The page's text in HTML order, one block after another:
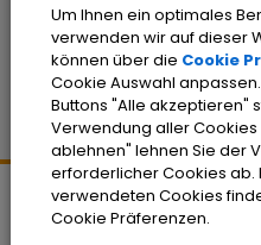
Kontakt
Um Ihnen ein optimales
verwenden wir auf dieser
können über die Cookie
Cookie Auswahl
Buttons "Alle akzeptieren"
Verwendung aller Cookies
ablehnen" lehnen Sie der
erforderlicher Cookies ab.
verwendeten Cookies
Cookie Präferenzen.